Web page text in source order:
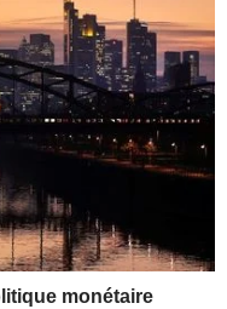
monétaire